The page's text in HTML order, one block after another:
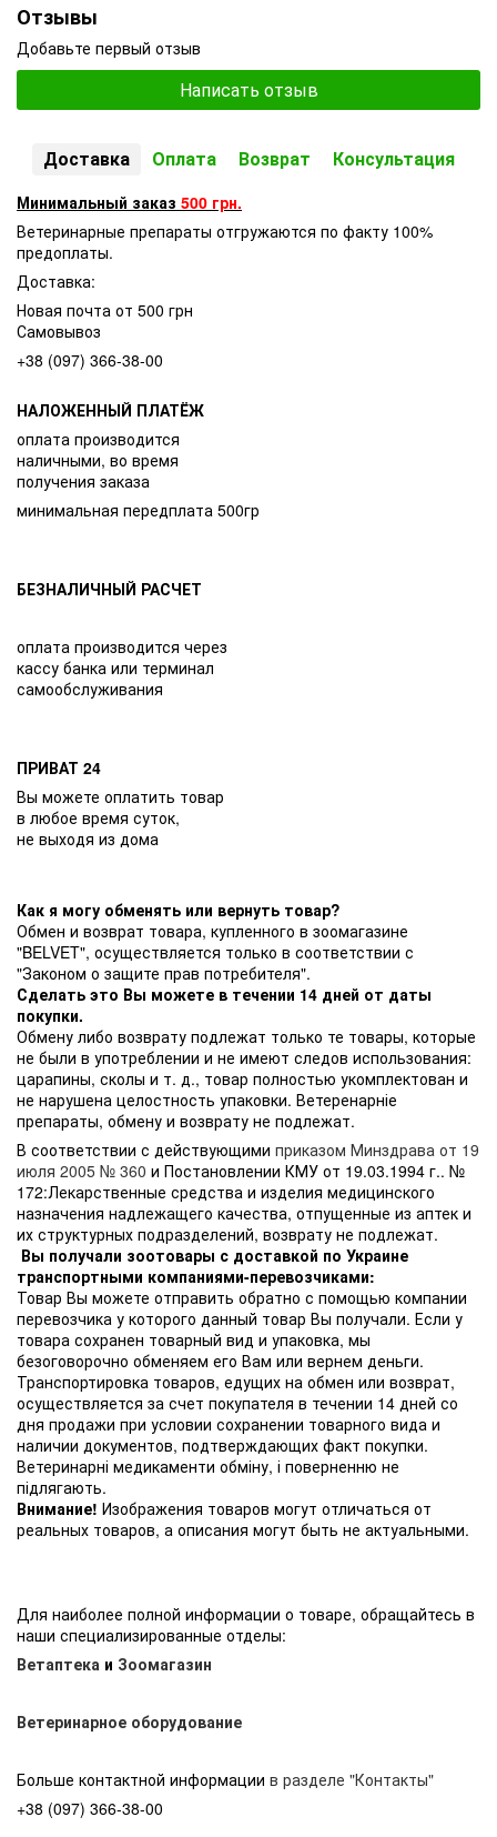
Отзывы
Добавьте первый отзыв
Написать отзыв
Доставка Оплата Возврат Консультация
Минимальный заказ 500 грн.
Ветеринарные препараты отгружаются по факту 100%
предоплаты.
Доставка:
Новая почта от 500 грн
Самовывоз
+38 (097) 366-38-00
НАЛОЖЕННЫЙ ПЛАТЁЖ
оплата производится
наличными, во время
получения заказа
минимальная передплата 500гр
БЕЗНАЛИЧНЫЙ РАСЧЕТ
оплата производится через
кассу банка или терминал
самообслуживания
ПРИВАТ 24
Вы можете оплатить товар
в любое время суток,
не выходя из дома
Как я могу обменять или вернуть товар?
Обмен и возврат товара, купленного в зоомагазине
"BELVET", осуществляется только в соответствии с
"Законом о защите прав потребителя".
Сделать это Вы можете в течении 14 дней от даты
покупки.
Обмену либо возврату подлежат только те товары, которые
не были в употреблении и не имеют следов использования:
царапины, сколы и т. д., товар полностью укомплектован и
не нарушена целостность упаковки. Ветеренарніе
препараты, обмену и возврату не подлежат.
В соответствии с действующими приказом Минздрава от 19
июля 2005 № 360 и Постановлении КМУ от 19.03.1994 г.. №
172:Лекарственные средства и изделия медицинского
назначения надлежащего качества, отпущенные из аптек и
их структурных подразделений, возврату не подлежат.
Вы получали зоотовары с доставкой по Украине
транспортными компаниями-перевозчиками:
Товар Вы можете отправить обратно с помощью компании
перевозчика у которого данный товар Вы получали. Если у
товара сохранен товарный вид и упаковка, мы
безоговорочно обменяем его Вам или вернем деньги.
Транспортировка товаров, едущих на обмен или возврат,
осуществляется за счет покупателя в течении 14 дней со
дня продажи при условии сохранении товарного вида и
наличии документов, подтверждающих факт покупки.
Ветеринарні медикаменти обміну, і поверненню не
підлягають.
Внимание! Изображения товаров могут отличаться от
реальных товаров, а описания могут быть не актуальными.
Для наиболее полной информации о товаре, обращайтесь в
наши специализированные отделы:
Ветаптека и Зоомагазин
Ветеринарное оборудование
Больше контактной информации в разделе "Контакты"
+38 (097) 366-38-00